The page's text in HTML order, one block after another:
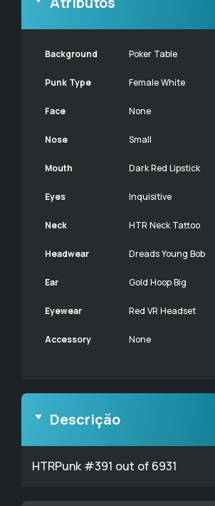
Background Poker Table
Punk Type Female White
Face None
Nose Small
Mouth Dark Red Lipstick
Eyes Inquisitive
Neck HTR Neck Tattoo
Headwear Dreads Young Bob
Ear Gold Hoop Big
Eyewear Red VR Headset
Accessory None
Descrição
HTRPunk #391 out of 6931